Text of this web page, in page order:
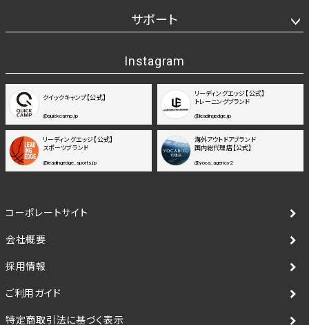
サポート
Instagram
クイックキャンプ【公式】
@quickcamp.jp
リーディングエッジ【公式】
トレーニングブランド
@leadingedge.jp
リーディングエッジ【公式】
スポーツブランド
@leadingedge_sports.jp
海外アウトドアブランド
国内総代理店【公式】
@yoca_agency2
コーポレートサイト
会社概要
採用情報
ご利用ガイド
特定商取引法に基づく表示